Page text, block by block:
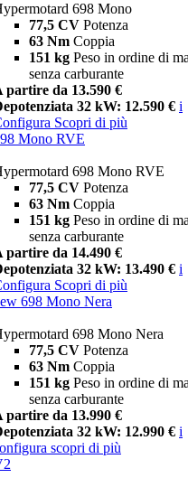
698 Mono
77,5 CV Potenza
63 Nm Coppia
151 kg Peso in ordine di
senza carburante
partire da 13.590 €
32 kW: 12.590 € i
Scopri di più
Mono RVE
698 Mono RVE
77,5 CV Potenza
63 Nm Coppia
151 kg Peso in ordine di
senza carburante
partire da 14.490 €
32 kW: 13.490 € i
Scopri di più
698 Mono Nera
698 Mono Nera
77,5 CV Potenza
63 Nm Coppia
151 kg Peso in ordine di
senza carburante
partire da 13.990 €
32 kW: 12.990 € i
scopri di più